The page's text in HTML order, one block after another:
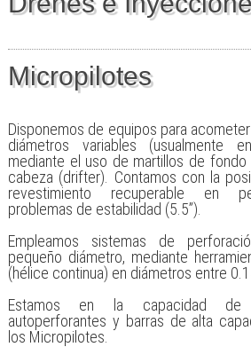
Micropilotes
Disponemos de equipos para
diámetros variables (usualmente
mediante el uso de martillos de fondo
cabeza (drifter). Contamos con la
revestimiento recuperable en
problemas de estabilidad (5.5”).
Empleamos sistemas de
pequeño diámetro, mediante
(hélice continua) en diámetros entre
Estamos en la capacidad de
autoperforantes y barras de alta
los Micropilotes.